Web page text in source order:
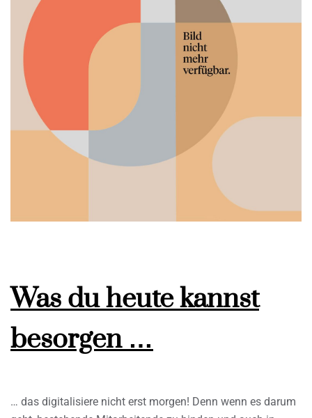
Was du heute kannst
besorgen …
… das digitalisiere nicht erst morgen! Denn wenn es darum